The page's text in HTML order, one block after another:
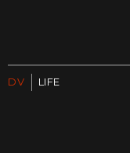
DV LIFE